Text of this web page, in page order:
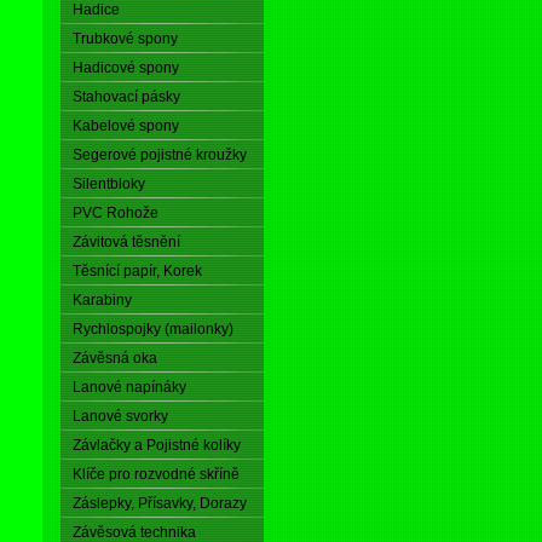
Hadice
Trubkové spony
Hadicové spony
Stahovací pásky
Kabelové spony
Segerové pojistné kroužky
Silentbloky
PVC Rohože
Závitová těsnění
Těsnící papír, Korek
Karabiny
Rychlospojky (mailonky)
Závěsná oka
Lanové napínáky
Lanové svorky
Závlačky a Pojistné kolíky
Klíče pro rozvodné skříně
Záslepky, Přísavky, Dorazy
Závěsová technika